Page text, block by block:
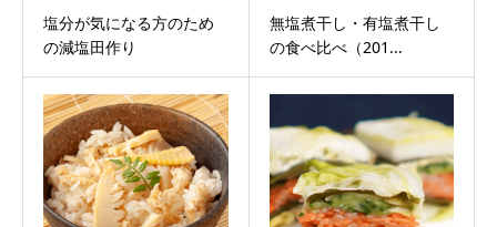
塩分が気になる方のため
の減塩田作り
無塩煮干し・有塩煮干し
の食べ比べ（201...